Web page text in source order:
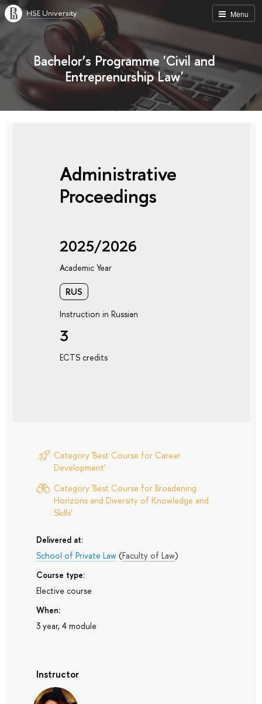
Menu
HSE University
Bachelor’s Programme 'Civil and
Entreprenurship Law'
Administrative
Proceedings
2025/2026
Academic Year
RUS
Instruction in Russian
3
ECTS credits
Category 'Best Course for Career
Development'
Category 'Best Course for Broadening
Horizons and Diversity of Knowledge and
Skills'
Delivered at:
School of Private Law(Faculty of Law)
Course type:
Elective course
When:
3 year, 4 module
Instructor